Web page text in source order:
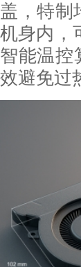
盖，特制
机身内，
智能温控
效避免过